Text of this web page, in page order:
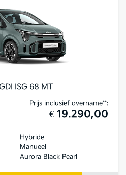
ISG 68 MT
Prijs inclusief overname**:
€ 19.290,00
Hybride
Manueel
Aurora Black Pearl